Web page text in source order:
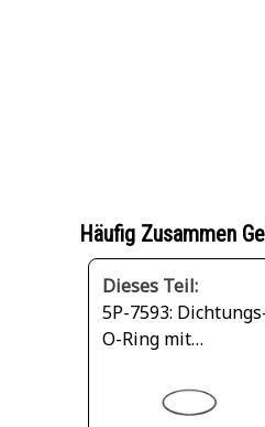
Häufig Zusammen
Dieses Teil:
5P-7593:
O-Ring mit
170,82 mm